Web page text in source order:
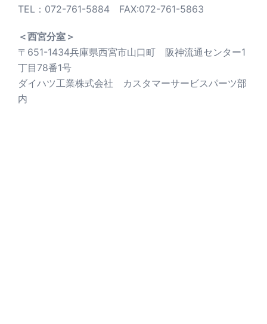
TEL：072-761-5884 FAX:072-761-5863
＜西宮分室＞
〒651-1434兵庫県西宮市山口町 阪神流通センター1
丁目78番1号
ダイハツ工業株式会社 カスタマーサービスパーツ部
内